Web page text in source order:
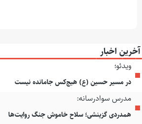
آخرین اخبار
ویدئو؛
در مسیر حسین (ع) هیچ‌کس جامانده نیست
مدرس سوادرسانه:
همدردی گزینشی؛ سلاح خاموش جنگ روایت‌ها